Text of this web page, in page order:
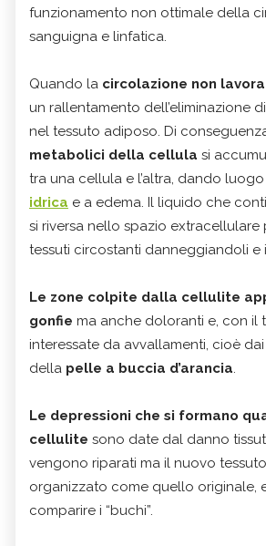
funzionamento non ottimale della
sanguigna e linfatica.
Quando la circolazione non
un rallentamento dell’eliminazione
nel tessuto adiposo. Di
metabolici della cellula si
tra una cellula e l’altra, dando
idrica e a edema. Il liquido che
si riversa nello spazio extracellulare
tessuti circostanti danneggiandoli e
Le zone colpite dalla cellulite
gonfie ma anche doloranti e, con il
interessate da avvallamenti, cioè dai
della pelle a buccia d’arancia.
Le depressioni che si formano
cellulite sono date dal danno
vengono riparati ma il nuovo
organizzato come quello originale,
comparire i “buchi”.